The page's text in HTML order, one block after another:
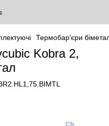
Термобар'єри
Kobra 2,